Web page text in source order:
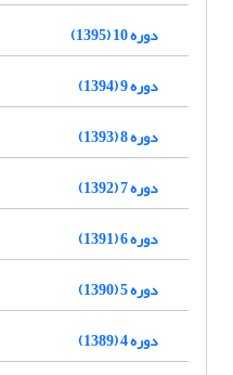
دوره 10 (1395)
دوره 9 (1394)
دوره 8 (1393)
دوره 7 (1392)
دوره 6 (1391)
دوره 5 (1390)
دوره 4 (1389)